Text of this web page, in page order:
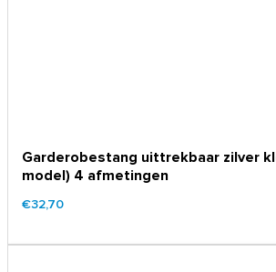
Garderobestang uittrekbaar zilver
model) 4 afmetingen
€32,70